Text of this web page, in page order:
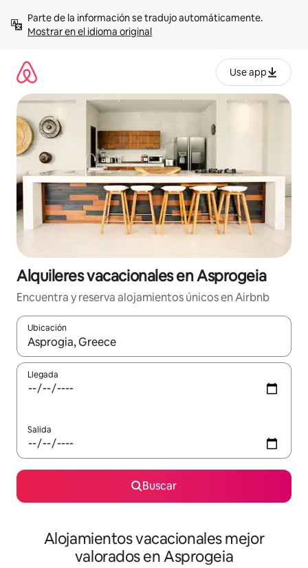
contenidoMostrar en el idioma original
Use app
Alquileres vacacionales en Asprogeia
Encuentra y reserva alojamientos únicos en Airbnb
Ubicación
Cuando los resultados estén disponibles, navega con las
Llegada
Salida
Buscar
Alojamientos vacacionales mejor
valorados en Asprogeia